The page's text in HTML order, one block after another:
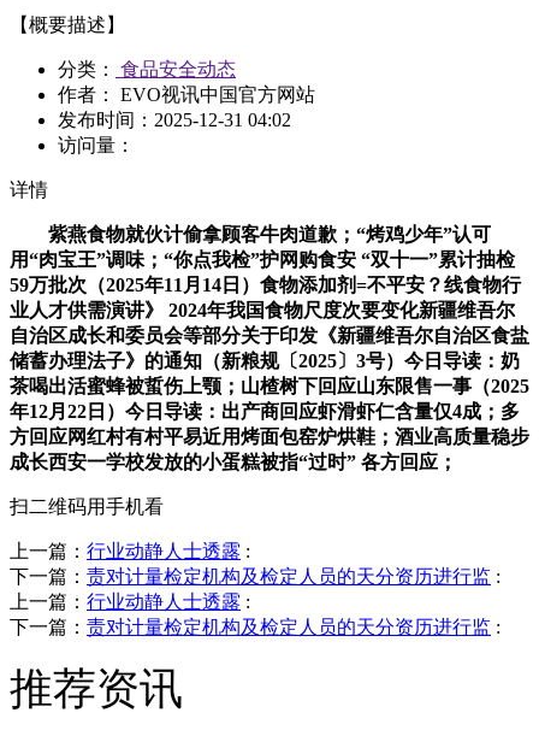
【概要描述】
分类：
食品安全动态
作者： EVO视讯中国官方网站
发布时间： 2025-12-31 04:02
访问量：
详情
紫燕食物就伙计偷拿顾客牛肉道歉；“烤鸡少年”认可
用“肉宝王”调味；“你点我检”护网购食安 “双十一”累计抽检
59万批次（2025年11月14日）食物添加剂=不平安？线食物行
业人才供需演讲》 2024年我国食物尺度次要变化新疆维吾尔
自治区成长和委员会等部分关于印发《新疆维吾尔自治区食盐
储蓄办理法子》的通知（新粮规〔2025〕3号）今日导读：奶
茶喝出活蜜蜂被蜇伤上颚；山楂树下回应山东限售一事（2025
年12月22日）今日导读：出产商回应虾滑虾仁含量仅4成；多
方回应网红村有村平易近用烤面包窑炉烘鞋；酒业高质量稳步
成长西安一学校发放的小蛋糕被指“过时” 各方回应；
扫二维码用手机看
上一篇： 行业动静人士透露 :
下一篇： 责对计量检定机构及检定人员的天分资历进行监 :
上一篇： 行业动静人士透露 :
下一篇： 责对计量检定机构及检定人员的天分资历进行监 :
推荐资讯